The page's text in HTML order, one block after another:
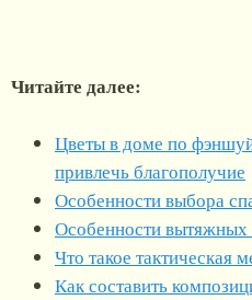
Читайте далее:
Цветы в доме по
привлечь благополучие
Особенности выбора
Особенности
Что такое тактическая
Как составить